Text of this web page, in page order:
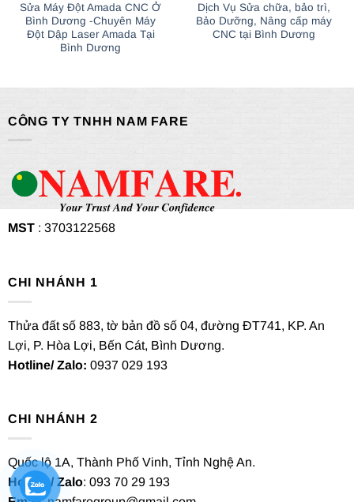
Sửa Máy Đột Amada CNC Ở
Bình Dương -Chuyên Máy
Đột Dập Laser Amada Tại
Bình Dương
Dịch Vụ Sửa chữa, bảo trì,
Bảo Dưỡng, Nâng cấp máy
CNC tại Bình Dương
CÔNG TY TNHH NAM FARE
MST: 3703122568
CHI NHÁNH 1
Thửa đất số 883, tờ bản đồ số 04, đường ĐT741, KP. An
Lợi, P. Hòa Lợi, Bến Cát, Bình Dương.
Hotline/ Zalo: 0937 029 193
CHI NHÁNH 2
Quốc lộ 1A, Thành Phố Vinh, Tỉnh Nghệ An.
Hotline/ Zalo: 093 70 29 193